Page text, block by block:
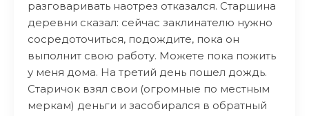
разговаривать наотрез отказался. Старшина
деревни сказал: сейчас заклинателю нужно
сосредоточиться, подождите, пока он
выполнит свою работу. Можете пока пожить
у меня дома. На третий день пошел дождь.
Старичок взял свои (огромные по местным
меркам) деньги и засобирался в обратный